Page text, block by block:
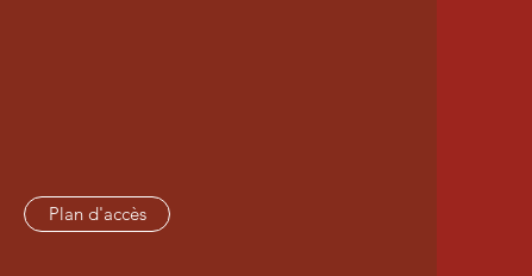
Plan d'accès